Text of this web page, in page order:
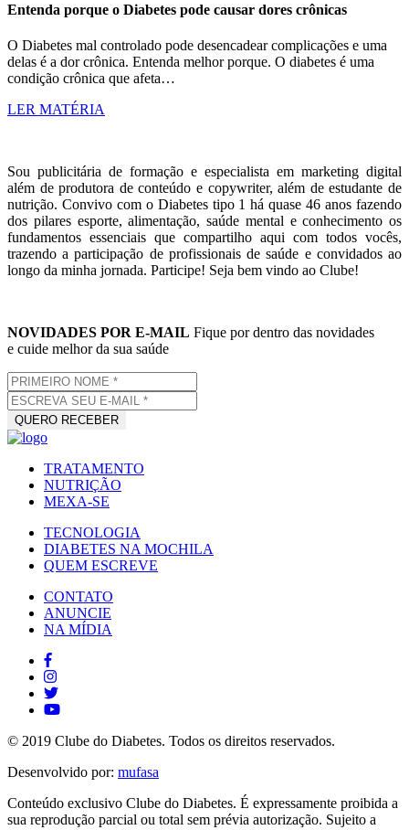
Entenda porque o Diabetes pode causar dores crônicas
O Diabetes mal controlado pode desencadear complicações e uma
delas é a dor crônica. Entenda melhor porque. O diabetes é uma
condição crônica que afeta…
LER MATÉRIA
Sou publicitária de formação e especialista em marketing digital
além de produtora de conteúdo e copywriter, além de estudante de
nutrição. Convivo com o Diabetes tipo 1 há quase 46 anos fazendo
dos pilares esporte, alimentação, saúde mental e conhecimento os
fundamentos essenciais que compartilho aqui com todos vocês,
trazendo a participação de profissionais de saúde e convidados ao
longo da minha jornada. Participe! Seja bem vindo ao Clube!
NOVIDADES POR E-MAIL Fique por dentro das novidades
e cuide melhor da sua saúde
TRATAMENTO
NUTRIÇÃO
MEXA-SE
TECNOLOGIA
DIABETES NA MOCHILA
QUEM ESCREVE
CONTATO
ANUNCIE
NA MÍDIA
© 2019 Clube do Diabetes. Todos os direitos reservados.
Desenvolvido por: mufasa
Conteúdo exclusivo Clube do Diabetes. É expressamente proibida a
sua reprodução parcial ou total sem prévia autorização. Sujeito a